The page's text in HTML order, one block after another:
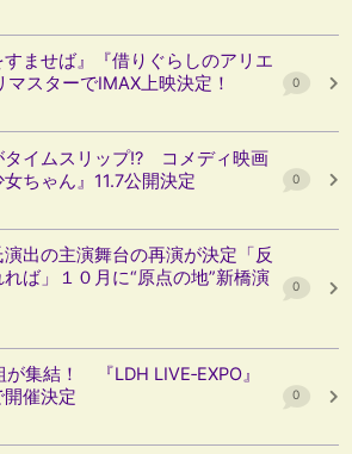
ませば』『借りぐらしのアリエ
スターでIMAX上映決定！
0
タイムスリップ!? コメディ映画
女ちゃん』11.7公開決定
0
演出の主演舞台の再演が決定「反
ば」１０月に“原点の地”新橋演
0
集結！ 『LDH LIVE‐EXPO』
催決定
0